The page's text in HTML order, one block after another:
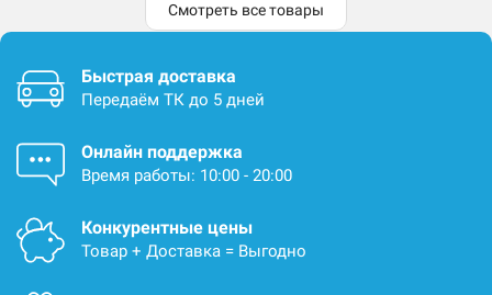
Смотреть все товары
Быстрая доставка
Передаём ТК до 5 дней
Онлайн поддержка
Время работы: 10:00 - 20:00
Конкурентные цены
Товар + Доставка = Выгодно